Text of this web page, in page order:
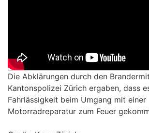
Die Abklärungen durch den
Kantonspolizei Zürich ergaben, dass
Fahrlässigkeit beim Umgang mit einer
Motorradreparatur zum Feuer